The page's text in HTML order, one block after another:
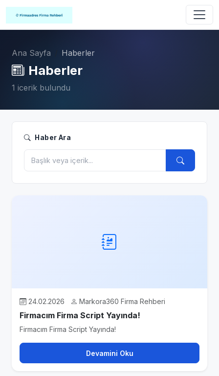
Ana Sayfa Haberler
Haberler
1 icerik bulundu
Haber Ara
24.02.2026 Markora360 Firma Rehberi
Firmacım Firma Script Yayında!
Firmacım Firma Script Yayında!
Devamini Oku